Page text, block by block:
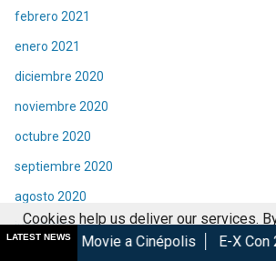
febrero 2021
enero 2021
diciembre 2020
noviembre 2020
octubre 2020
septiembre 2020
agosto 2020
julio 2020
LATEST NEWS
a Cinépolis E-X Con 2026, Éxito total
Cookies help us deliver our services.
services, you agree to our use of